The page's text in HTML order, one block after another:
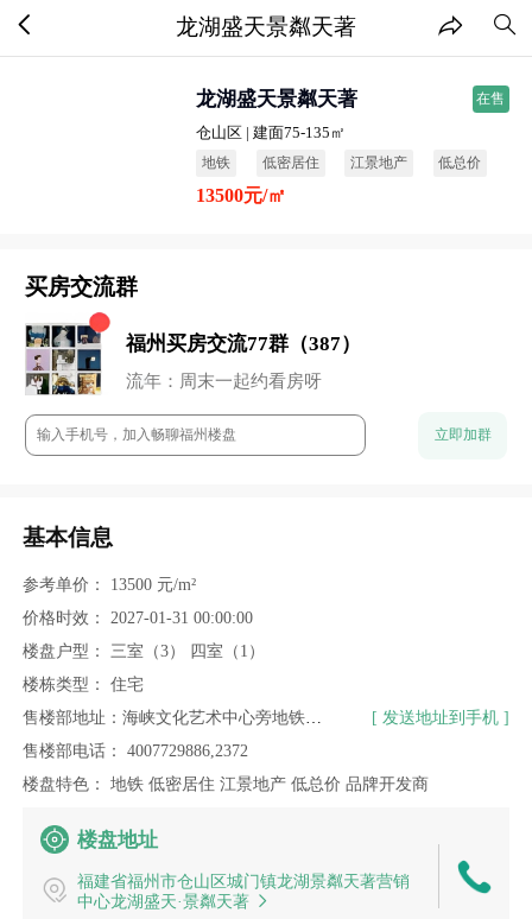
龙湖盛天景粼天著
龙湖盛天景粼天著 在售
仓山区 | 建面75-135㎡
地铁 低密居住 江景地产 低总价
品牌开发商
13500元/㎡
买房交流群
福州买房交流77群（387）
七七妈：性价比高
流年：周末一起约看房呀
chun：附近的商业配置怎么样？
立即加群
基本信息
参考单价：
13500 元/m²
价格时效：
2027-01-31 00:00:00
楼盘户型：
三室（3） 四室（1）
楼栋类型：
住宅
[ 发送地址到手机 ]
售楼部电话：
4007729886,2372
楼盘特色：
地铁低密居住江景地产低总价品牌开发商
楼盘地址
福建省福州市仓山区城门镇龙湖景粼天著营销
中心龙湖盛天·景粼天著